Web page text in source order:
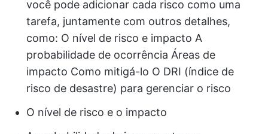
você pode adicionar cada risco como uma
tarefa, juntamente com outros detalhes,
como: O nível de risco e impacto A
probabilidade de ocorrência Áreas de
impacto Como mitigá-lo O DRI (índice de
risco de desastre) para gerenciar o risco
O nível de risco e o impacto